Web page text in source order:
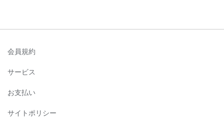
会員規約
サービス
お支払い
サイトポリシー